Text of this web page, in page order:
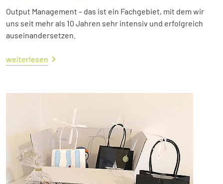
Output Management – das ist ein Fachgebiet, mit dem wir
uns seit mehr als 10 Jahren sehr intensiv und erfolgreich
auseinandersetzen.
weiterlesen